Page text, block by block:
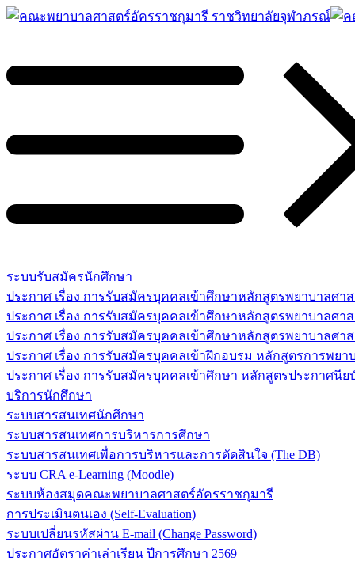
ระบบรับสมัครนักศึกษา
ประกาศ เรื่อง การรับสมัครบุคคลเข้าศึกษาหลักสูตรพยาบาลศ
ประกาศ เรื่อง การรับสมัครบุคคลเข้าศึกษาหลักสูตรพยาบาล
ประกาศ เรื่อง การรับสมัครบุคคลเข้าศึกษาหลักสูตรพยาบาล
ประกาศ เรื่อง การรับสมัครบุคคลเข้าฝึกอบรม หลักสูตรการพย
ประกาศ เรื่อง การรับสมัครบุคคลเข้าศึกษา หลักสูตรประกาศนี
บริการนักศึกษา
ระบบสารสนเทศนักศึกษา
ระบบสารสนเทศการบริหารการศึกษา
ระบบสารสนเทศเพื่อการบริหารและการตัดสินใจ (The DB)
ระบบ CRA e-Learning (Moodle)
ระบบห้องสมุดคณะพยาบาลศาสตร์อัครราชกุมารี
การประเมินตนเอง (Self-Evaluation)
ระบบเปลี่ยนรหัสผ่าน E-mail (Change Password)
ประกาศอัตราค่าเล่าเรียน ปีการศึกษา 2569